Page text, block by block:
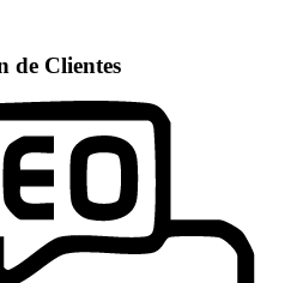
de Clientes